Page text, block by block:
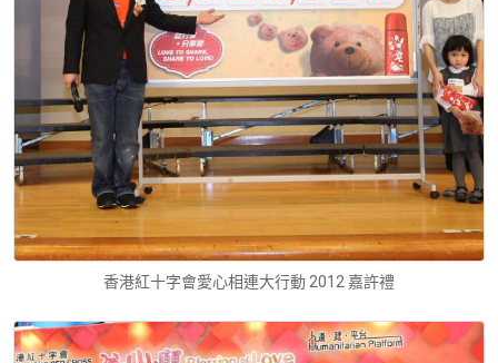
香港紅十字會愛心相連大行動 2012 嘉許禮